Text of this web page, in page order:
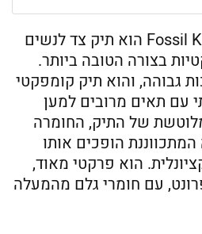
Fossil Kinley Crossbody Bag הוא תיק צד לנשים
בצורה הטובה ביותר.
גבוהה, והוא תיק קומפקטי
עם תאים מרובים למען
של התיק, החומרה
הופכים אותו
הוא פרקטי מאוד,
עם חומרי גלם מהמעלה